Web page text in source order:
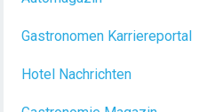
Gastronomen Karriereportal